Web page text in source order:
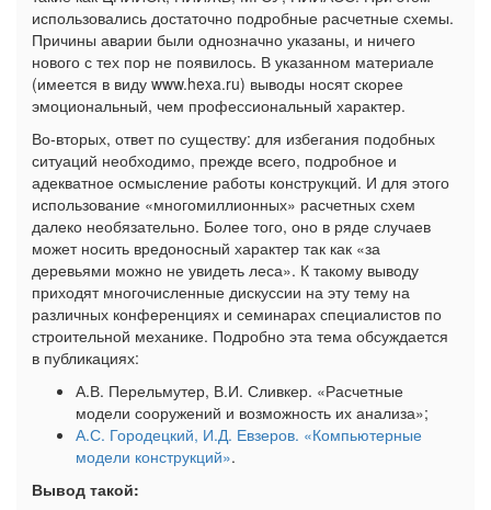
использовались достаточно подробные расчетные схемы.
Причины аварии были однозначно указаны, и ничего
нового с тех пор не появилось. В указанном материале
(имеется в виду www.hexa.ru) выводы носят скорее
эмоциональный, чем профессиональный характер.
Во-вторых, ответ по существу: для избегания подобных
ситуаций необходимо, прежде всего, подробное и
адекватное осмысление работы конструкций. И для этого
использование «многомиллионных» расчетных схем
далеко необязательно. Более того, оно в ряде случаев
может носить вредоносный характер так как «за
деревьями можно не увидеть леса». К такому выводу
приходят многочисленные дискуссии на эту тему на
различных конференциях и семинарах специалистов по
строительной механике. Подробно эта тема обсуждается
в публикациях:
А.В. Перельмутер, В.И. Сливкер. «Расчетные
модели сооружений и возможность их анализа»;
А.С. Городецкий, И.Д. Евзеров. «Компьютерные
модели конструкций».
Вывод такой: